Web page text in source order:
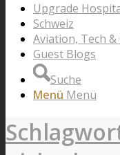
Upgrade
Schweiz
Aviation, Tech &
Guest Blogs
Suche
Menü Menü